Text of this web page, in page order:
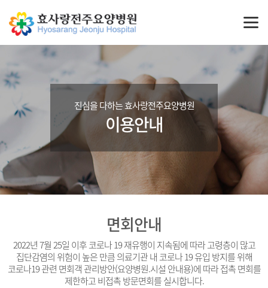
진심을 다하는 효사랑전주요양병원
이용안내
면회안내
2022년 7월 25일 이후 코로나 19 재유행이 지속됨에 따라 고령층이 많고
집단감염의 위험이 높은 만큼 의료기관 내 코로나 19 유입 방지를 위해
코로나19 관련 면회객 관리방안(요양병원.시설 안내용)에 따라 접촉 면회를
제한하고 비접촉 방문면회를 실시합니다.